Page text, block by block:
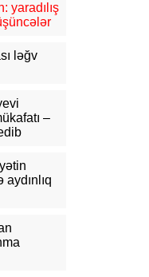
11,5
olub
və
20-
bildirilir
və
yaradılış
ləğv
–